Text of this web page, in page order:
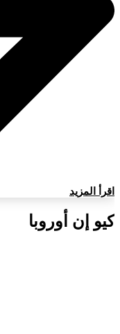
اقرأ المزيد
كيو إن أوروبا